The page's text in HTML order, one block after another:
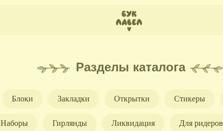
Разделы каталога
Блоки Закладки Открытки Стикеры
Наборы Гирлянды Ликвидация Для ридеров